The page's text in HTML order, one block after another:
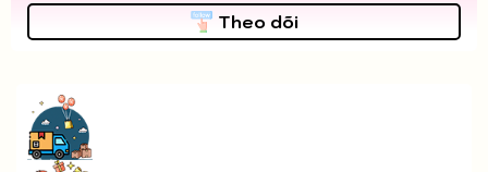
Theo dõi